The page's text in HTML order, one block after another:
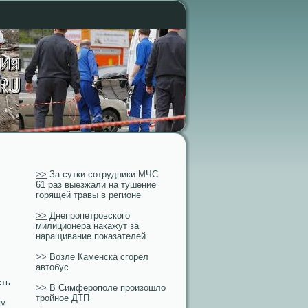
>> За сутки сотрудники МЧС
61 раз выезжали на тушение
горящей травы в регионе
>> Днепропетровского
милиционера накажут за
наращивание показателей
>> Возле Каменска сгорел
автобус
>> В Симферополе произошло
тройное ДТП